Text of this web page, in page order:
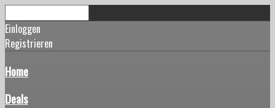
Einloggen
Registrieren
Home
Deals